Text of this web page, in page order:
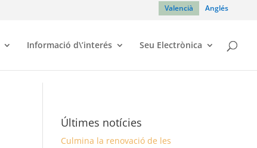
Valencià Anglés
Informació d\’interés Seu Electrònica
Últimes notícies
Culmina la renovació de les